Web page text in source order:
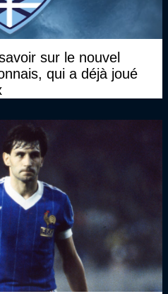
sur le nouvel
qui a déjà joué